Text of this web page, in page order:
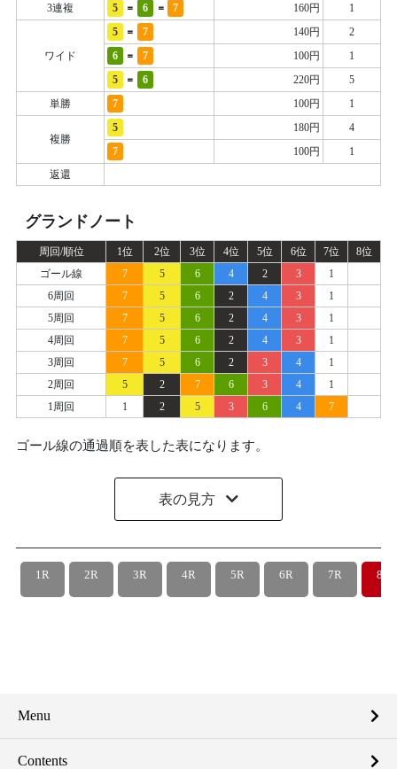
3連複
5 = 6 = 7 160円 1
ワイド
5 = 7 140円
2
6
= 7 100円
1
5
= 6 220円
5
単勝
7 100円 1
複勝
5 180円
4
7
100円
1
返還
グランドノート
周回/順位 1位 2位 3位 4位 5位 6位 7位
8位
ゴール線
7 5 6 4 2 3
1
6周回
7 5 6 2 4 3
1
5周回
7 5 6 2 4 3
1
4周回
7 5 6 2 4 3
1
3周回
7 5 6 2 3 4
1
2周回
5 2 7 6 3 4
1
1周回
1 2 5 3 6 4 7
ゴール線の通過順を表した表になります。
表の見方
1R 2R 3R 4R 5R 6R 7R 8R
Menu
Contents